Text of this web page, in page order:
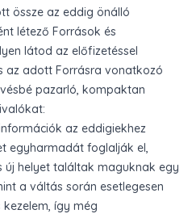
össze az eddig önálló
létező Források és
látod az előfizetéssel
az adott Forrásra vonatkozó
pazarló, kompaktan
az eddigiekhez
egyharmadát foglalják el,
új helyet találtak maguknak egy
a váltás során esetlegesen
kezelem, így még